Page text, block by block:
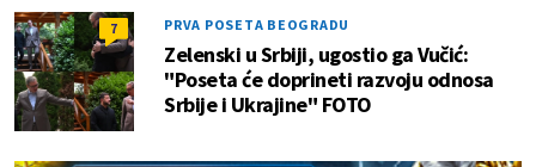
7 PRVA POSETA BEOGRADU
Zelenski u Srbiji, ugostio ga Vučić:
"Poseta će doprineti razvoju odnosa
Srbije i Ukrajine" FOTO